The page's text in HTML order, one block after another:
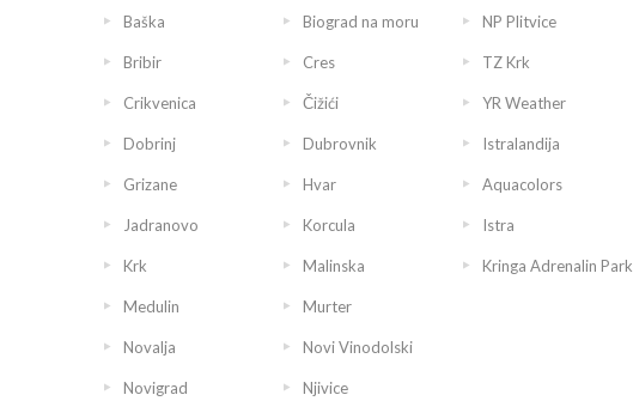
Baška Biograd na moru
Bribir Cres
Crikvenica Čižići
Dobrinj Dubrovnik
Grizane Hvar
Jadranovo Korcula
Krk Malinska
Medulin Murter
Novalja Novi Vinodolski
Novigrad Njivice
NP Plitvice
TZ Krk
YR Weather
Istralandija
Aquacolors
Istra
Kringa Adrenalin Park